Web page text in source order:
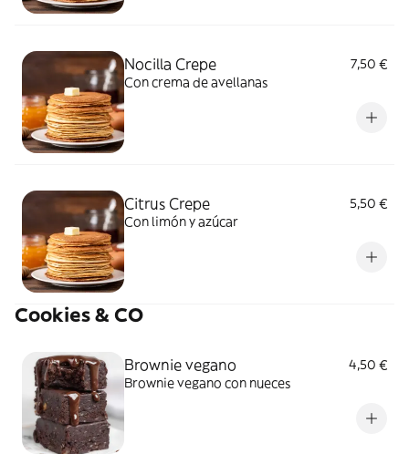
Nocilla Crepe
7,50 €
Con crema de avellanas
Citrus Crepe
5,50 €
Con limón y azúcar
Cookies & CO
Brownie vegano
4,50 €
Brownie vegano con nueces